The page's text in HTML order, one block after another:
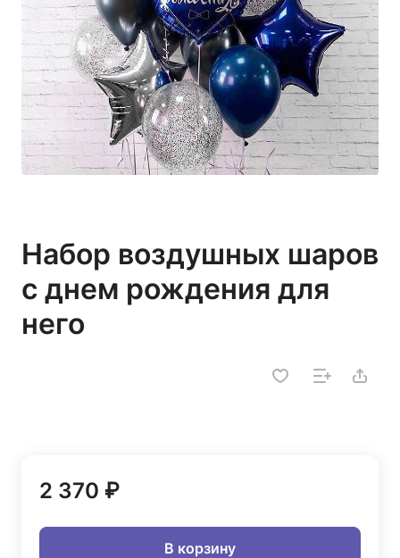
Набор воздушных шаров
с днем рождения для
него
2 370 ₽
В корзину